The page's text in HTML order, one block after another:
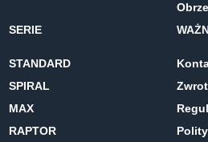
SERIE
STANDARD
SPIRAL
MAX
RAPTOR